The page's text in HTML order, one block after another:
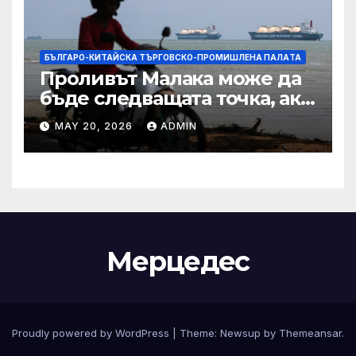
БЪЛГАРО-КИТАЙСКА ТЪРГОВСКО-ПРОМИШЛЕНА ПАЛAТА
Проливът Малака може да
бъде следващата точка, ако
Азия не внимава
MAY 20, 2026 ADMIN
Мерцедес
Proudly powered by WordPress Theme: Newsup by Themeansar.